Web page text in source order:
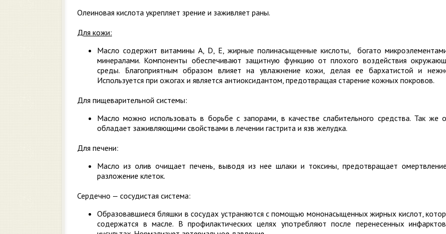
Олеиновая кислота укрепляет зрение и заживляет раны.
Для кожи:
Масло содержит витамины А, D, E, жирные полинасыщенные кислоты, богато
минералами. Компоненты обеспечивают защитную функцию от плохого воздействия
среды. Благоприятным образом влияет на увлажнение кожи, делая ее бархатистой и
Используется при ожогах и является антиоксидантом, предотвращая старение кожных покровов.
Для пищеварительной системы:
Масло можно использовать в борьбе с запорами, в качестве слабительного средства. Так же
обладает заживляющими свойствами в лечении гастрита и язв желудка.
Для печени:
Масло из олив очищает печень, выводя из нее шлаки и токсины, предотвращает
разложение клеток.
Сердечно — сосудистая система:
Образовавшиеся бляшки в сосудах устраняются с помощью мононасыщенных жирных кислот,
содержатся в масле. В профилактических целях употребляют после перенесенных